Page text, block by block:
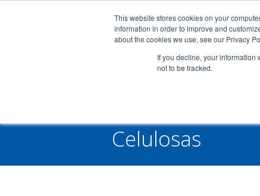
This website stores cookies on your
information in order to improve and
about the cookies we use, see our Privacy
If you decline, your information
not to be tracked.
Celulosas